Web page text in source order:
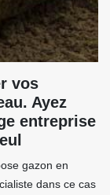
vos
Ayez
entreprise
gazon en
dans ce cas